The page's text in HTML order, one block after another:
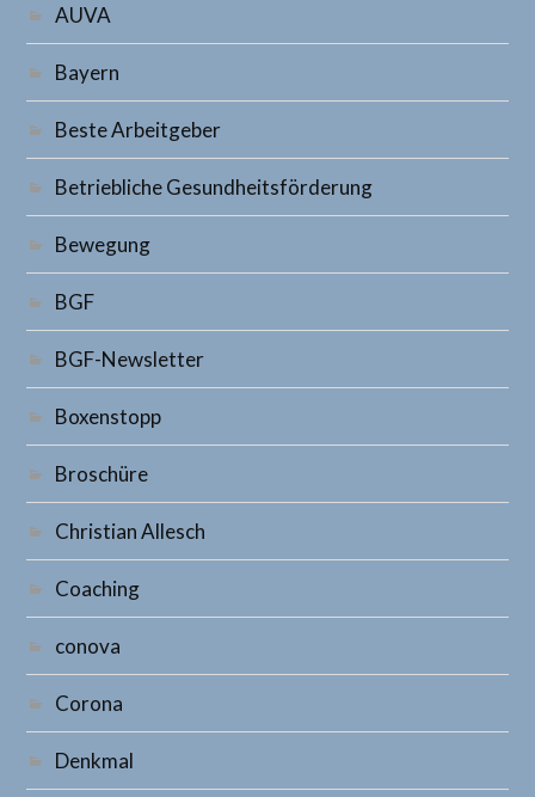
AUVA
Bayern
Beste Arbeitgeber
Betriebliche Gesundheitsförderung
Bewegung
BGF
BGF-Newsletter
Boxenstopp
Broschüre
Christian Allesch
Coaching
conova
Corona
Denkmal